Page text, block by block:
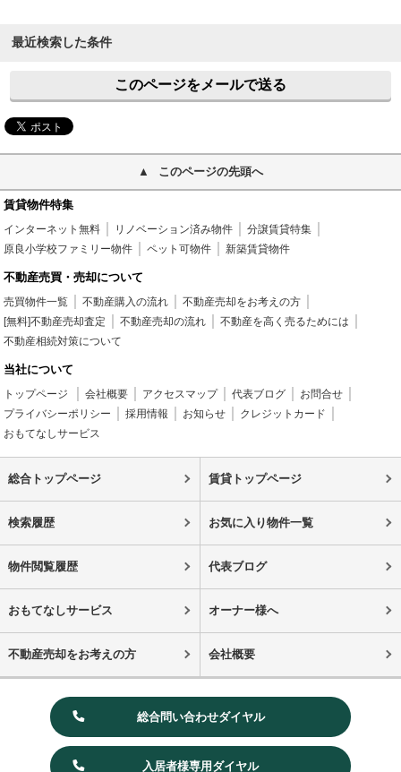
最近検索した条件
このページをメールで送る
このページの先頭へ
賃貸物件特集
インターネット無料 リノベーション済み物件
分譲賃貸特集
原良小学校ファミリー物件
ペット可物件 新築賃貸物件
不動産売買・売却について
売買物件一覧 不動産購入の流れ
不動産売却をお考えの方
[無料]不動産売却査定
不動産売却の流れ
不動産を高く売るためには
不動産相続対策について
当社について
トップページ 会社概要 アクセスマップ 代表ブログ
お問合せ
プライバシーポリシー
採用情報 お知らせ
クレジットカード
おもてなしサービス
総合トップページ 賃貸トップページ
検索履歴 お気に入り物件一覧
物件閲覧履歴 代表ブログ
おもてなしサービス オーナー様へ
不動産売却をお考えの方 会社概要
総合問い合わせダイヤル
入居者様専用ダイヤル